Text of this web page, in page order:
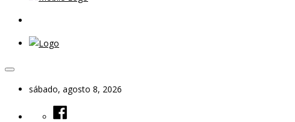
sábado, agosto 8, 2026